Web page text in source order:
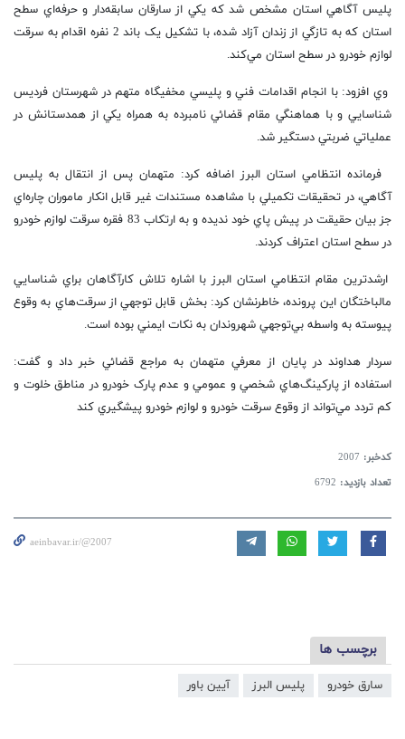
پليس آگاهي استان مشخص شد که يکي از سارقان سابقه‌دار و حرفه‌اي سطح
استان که به تازگي از زندان آزاد شده، با تشکيل يک باند 2 نفره اقدام به سرقت
لوازم خودرو در سطح استان مي‌کند.
وي افزود: با انجام اقدامات فني و پليسي مخفيگاه متهم در شهرستان فرديس
شناسايي و با هماهنگي مقام قضائي نامبرده به همراه يکي از همدستانش در
عملياتي ضربتي دستگير شد.
فرمانده انتظامي استان البرز اضافه کرد: متهمان پس از انتقال به پليس
آگاهي، در تحقيقات تکميلي با مشاهده مستندات غير قابل انکار ماموران چاره‌اي
جز بيان حقيقت در پيش پاي خود نديده و به ارتکاب 83 فقره سرقت لوازم خودرو
در سطح استان اعتراف کردند.
ارشدترين مقام انتظامي استان البرز با اشاره تلاش کارآگاهان براي شناسايي
مالباختگان اين پرونده، خاطرنشان کرد: بخش قابل توجهي از سرقت‌هاي به وقوع
پيوسته به واسطه بي‌توجهي شهروندان به نکات ايمني بوده است.
سردار هداوند در پايان از معرفي متهمان به مراجع قضائي خبر داد و گفت:
استفاده از پارکينگ‌هاي شخصي و عمومي و عدم پارک خودرو در مناطق خلوت و
کم تردد مي‌تواند از وقوع سرقت خودرو و لوازم خودرو پيشگيري کند
کدخبر: 2007
تعداد بازدید: 6792
aeinbavar.ir/@2007
برچسب ها
سارق خودرو پليس البرز آیین باور